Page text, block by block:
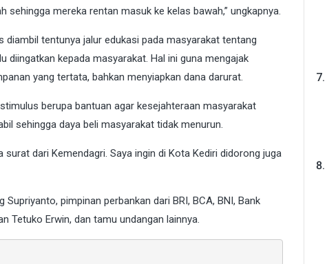
mereka rentan masuk ke kelas bawah,” ungkapnya.
diambil tentunya jalur edukasi pada masyarakat tentang
diingatkan kepada masyarakat. Hal ini guna mengajak
yang tertata, bahkan menyiapkan dana darurat.
berupa bantuan agar kesejahteraan masyarakat
sehingga daya beli masyarakat tidak menurun.
dari Kemendagri. Saya ingin di Kota Kediri didorong juga
pimpinan perbankan dari BRI, BCA, BNI, Bank
Tetuko Erwin, dan tamu undangan lainnya.